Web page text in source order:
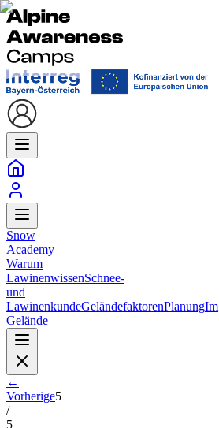
Snow
Academy
Warum
LawinenwissenSchnee-
und
LawinenkundeGeländefaktorenPlanungIm
Gelände
←
Vorherige5
/
5